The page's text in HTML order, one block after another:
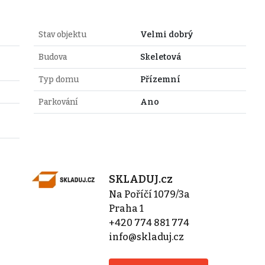
Stav objektu Velmi dobrý
Budova Skeletová
Typ domu Přízemní
Parkování Ano
SKLADUJ.cz
Na Poříčí 1079/3a
Praha 1
+420 774 881 774
info@skladuj.cz